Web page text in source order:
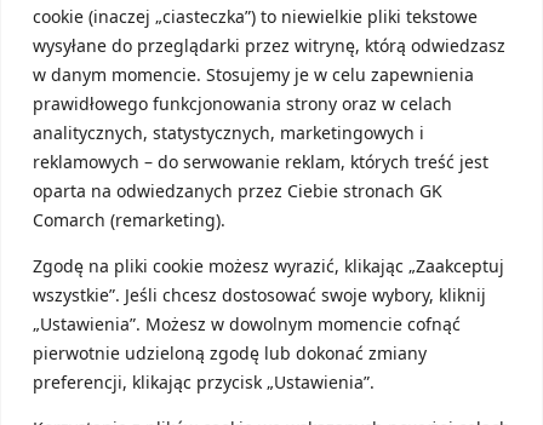
cookie (inaczej „ciasteczka”) to niewielkie pliki tekstowe
wysyłane do przeglądarki przez witrynę, którą odwiedzasz
w danym momencie. Stosujemy je w celu zapewnienia
prawidłowego funkcjonowania strony oraz w celach
analitycznych, statystycznych, marketingowych i
reklamowych – do serwowanie reklam, których treść jest
oparta na odwiedzanych przez Ciebie stronach GK
Comarch (remarketing).
Zgodę na pliki cookie możesz wyrazić, klikając „Zaakceptuj
wszystkie”. Jeśli chcesz dostosować swoje wybory, kliknij
„Ustawienia”. Możesz w dowolnym momencie cofnąć
pierwotnie udzieloną zgodę lub dokonać zmiany
preferencji, klikając przycisk „Ustawienia”.
Przypomnę tylko, że paragon fiskalny jest
wystawiany w przypadku, gdy sprzedaż następuje
na rzecz osoby nieprowadzącej działalności
gospodarczej – czyli upraszczając – na rzecz
konsumenta. Wówczas podstawowym dokumentem
jest właśnie paragon. Jednak klient ma prawo żądać
wystawienia faktury (ale już nie na firmę), wówczas
masz obowiązek taką fakturę wystawić. Pamiętaj
paragonu, na którym nie ma NIP-u nabywcy. Grożą
za to konsekwencje finansowe i karnoskarbowe.
Szerzej na temat wystawiana paragonów
pisałemtutaj.
Bez dokumentu